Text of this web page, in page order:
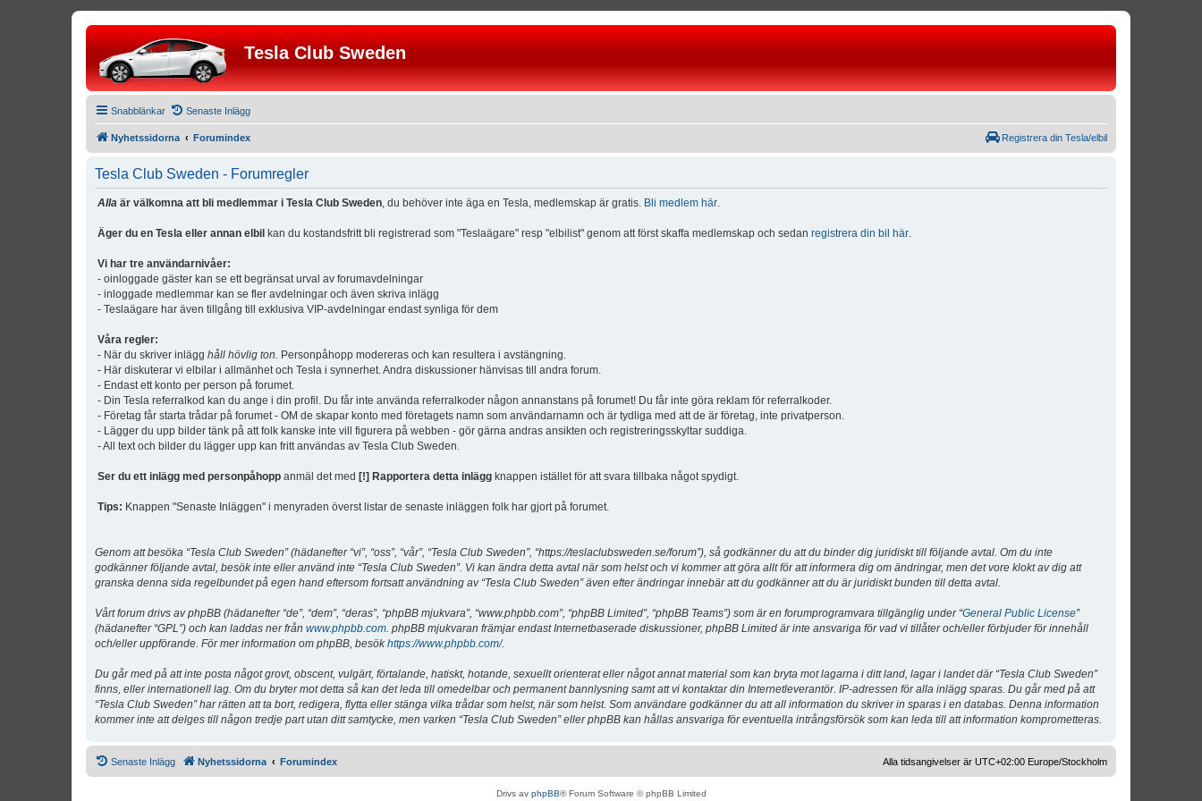
Tesla Club Sweden
Snabblänkar Senaste Inlägg
Nyhetssidorna Forumindex Registrera din Tesla/elbil
Tesla Club Sweden - Forumregler
Alla är välkomna att bli medlemmar i Tesla Club Sweden, du behöver inte äga en Tesla, medlemskap är gratis. Bli medlem här.
Äger du en Tesla eller annan elbil kan du kostandsfritt bli registrerad som "Teslaägare" resp "elbilist" genom att först skaffa medlemskap och sedan registrera din bil här.
Vi har tre användarnivåer:
- oinloggade gäster kan se ett begränsat urval av forumavdelningar
- inloggade medlemmar kan se fler avdelningar och även skriva inlägg
- Teslaägare har även tillgång till exklusiva VIP-avdelningar endast synliga för dem
Våra regler:
- När du skriver inlägg håll hövlig ton. Personpåhopp modereras och kan resultera i avstängning.
- Här diskuterar vi elbilar i allmänhet och Tesla i synnerhet. Andra diskussioner hänvisas till andra forum.
- Endast ett konto per person på forumet.
- Din Tesla referralkod kan du ange i din profil. Du får inte använda referralkoder någon annanstans på forumet! Du får inte göra reklam för referralkoder.
- Företag får starta trådar på forumet - OM de skapar konto med företagets namn som användarnamn och är tydliga med att de är företag, inte privatperson.
- Lägger du upp bilder tänk på att folk kanske inte vill figurera på webben - gör gärna andras ansikten och registreringsskyltar suddiga.
- All text och bilder du lägger upp kan fritt användas av Tesla Club Sweden.
Ser du ett inlägg med personpåhopp anmäl det med [!] Rapportera detta inlägg knappen istället för att svara tillbaka något spydigt.
Tips: Knappen "Senaste Inläggen" i menyraden överst listar de senaste inläggen folk har gjort på forumet.
Genom att besöka “Tesla Club Sweden” (hädanefter “vi”, “oss”, “vår”, “Tesla Club Sweden”, “https://teslaclubsweden.se/forum”), så godkänner du att du binder dig juridiskt till följande avtal. Om du inte
godkänner följande avtal, besök inte eller använd inte “Tesla Club Sweden”. Vi kan ändra detta avtal när som helst och vi kommer att göra allt för att informera dig om ändringar, men det vore klokt av dig att
granska denna sida regelbundet på egen hand eftersom fortsatt användning av “Tesla Club Sweden” även efter ändringar innebär att du godkänner att du är juridiskt bunden till detta avtal.
Vårt forum drivs av phpBB (hädanefter “de”, “dem”, “deras”, “phpBB mjukvara”, “www.phpbb.com”, “phpBB Limited”, “phpBB Teams”) som är en forumprogramvara tillgänglig under “General Public License”
(hädanefter “GPL”) och kan laddas ner från www.phpbb.com. phpBB mjukvaran främjar endast Internetbaserade diskussioner, phpBB Limited är inte ansvariga för vad vi tillåter och/eller förbjuder för innehåll
och/eller uppförande. För mer information om phpBB, besökhttps://www.phpbb.com/.
Du går med på att inte posta något grovt, obscent, vulgärt, förtalande, hatiskt, hotande, sexuellt orienterat eller något annat material som kan bryta mot lagarna i ditt land, lagar i landet där “Tesla Club Sweden”
finns, eller internationell lag. Om du bryter mot detta så kan det leda till omedelbar och permanent bannlysning samt att vi kontaktar din Internetleverantör. IP-adressen för alla inlägg sparas. Du går med på att
“Tesla Club Sweden” har rätten att ta bort, redigera, flytta eller stänga vilka trådar som helst, när som helst. Som användare godkänner du att all information du skriver in sparas i en databas. Denna information
kommer inte att delges till någon tredje part utan ditt samtycke, men varken “Tesla Club Sweden” eller phpBB kan hållas ansvariga för eventuella intrångsförsök som kan leda till att information komprometteras.
Senaste Inlägg Nyhetssidorna Forumindex Alla tidsangivelser är UTC+02:00 Europe/Stockholm
Drivs av phpBB® Forum Software © phpBB Limited